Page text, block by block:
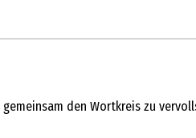
den Wortkreis zu